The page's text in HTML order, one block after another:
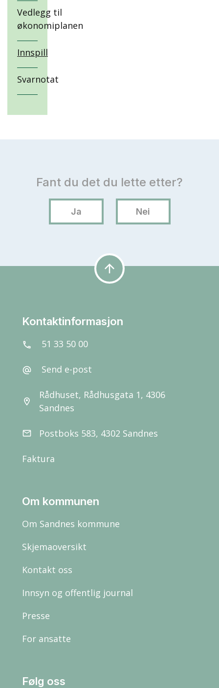
Vedlegg til
økonomiplanen
Innspill
Svarnotat
arrow_upward
Kontaktinformasjon
call 51 33 50 00
alternate_email Send e-post
location_on
Rådhuset, Rådhusgata 1, 4306
Sandnes
email Postboks 583, 4302 Sandnes
Faktura
Om kommunen
Om Sandnes kommune
Skjemaoversikt
Kontakt oss
Innsyn og offentlig journal
Presse
For ansatte
Følg oss